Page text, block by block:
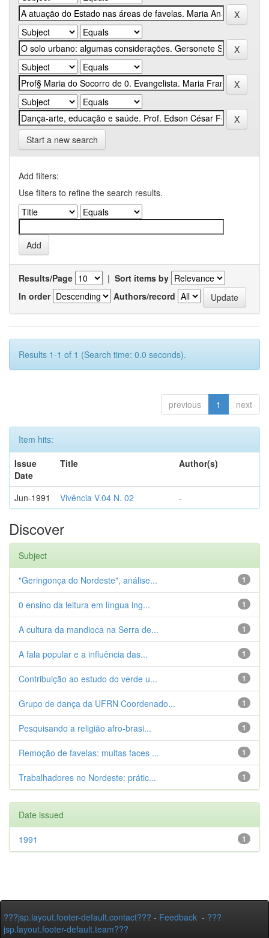
Start a new search
Add filters:
Use filters to refine the search results.
Results/Page | Sort items by
In order
Authors/record
Results 1-1 of 1 (Search time: 0.0 seconds).
previous 1 next
Item hits:
Issue
Date
Title Author(s)
Jun-1991 Vivência V.04 N. 02 -
Discover
Subject
1
"Geringonça do Nordeste", análise...
1
0 ensino da leitura em língua ing...
1
A cultura da mandioca na Serra de...
1
A fala popular e a influência das...
1
Contribuição ao estudo do verde u...
1
Grupo de dança da UFRN Coordenado...
1
Pesquisando a religião afro-brasi...
1
Remoção de favelas: muitas faces ...
1
Trabalhadores no Nordeste: prátic...
Date issued
1
1991
???jsp.layout.footer-default.contact??? - Feedback - ???
jsp.layout.footer-default.team???